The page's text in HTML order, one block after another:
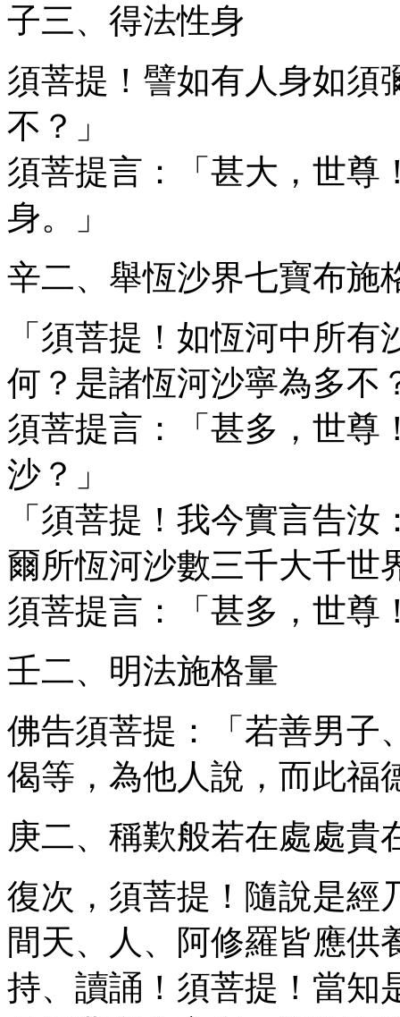
子三、得法性身
須菩提！譬如有人身如須
不？」
須菩提言：「甚大，世尊
身。」
辛二、舉恆沙界七寶布施
「須菩提！如恆河中所
何？是諸恆河沙寧為多不
須菩提言：「甚多，世尊
沙？」
「須菩提！我今實言告
爾所恆河沙數三千大千世
須菩提言：「甚多，世尊
壬二、明法施格量
佛告須菩提：「若善男子
偈等，為他人說，而此福
庚二、稱歎般若在處處貴
復次，須菩提！隨說是經
間天、人、阿修羅皆應供
持、讀誦！須菩提！當知